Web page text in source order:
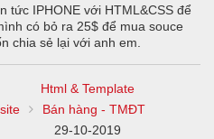
tức IPHONE với HTML&CSS để
có bỏ ra 25$ để mua souce
chia sẻ lại với anh em.
Html & Template
Bán hàng - TMĐT
29-10-2019